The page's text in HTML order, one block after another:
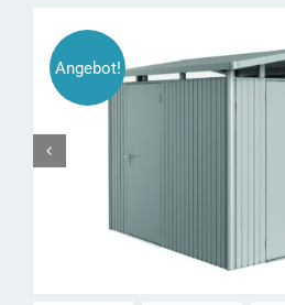
Angebot!